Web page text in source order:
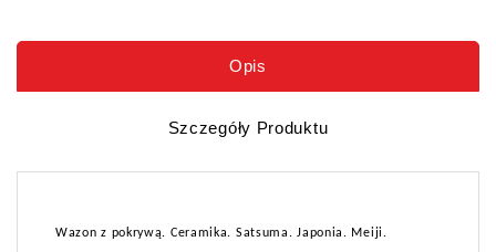
Opis
Szczegóły Produktu
Wazon z pokrywą. Ceramika. Satsuma. Japonia. Meiji.